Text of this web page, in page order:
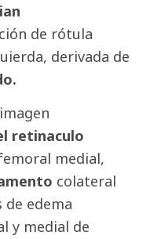
de rótula
derivada de
retinaculo
medial,
colateral
de edema
y medial de